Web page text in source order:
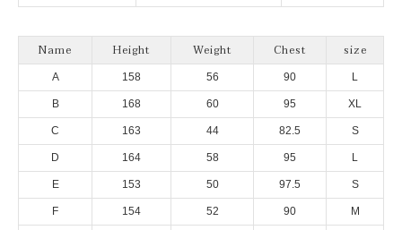
Name Height Weight Chest size
A 158 56 90 L
B 168 60 95 XL
C 163 44 82.5 S
D 164 58 95 L
E 153 50 97.5 S
F 154 52 90 M